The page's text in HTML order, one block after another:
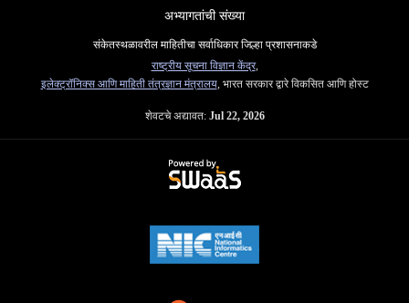
अभ्यागतांची संख्या
संकेतस्थळावरील माहितीचा सर्वाधिकार जिल्हा प्रशासनाकडे
राष्ट्रीय सूचना विज्ञान केंद्र,
इलेक्ट्रॉनिक्स आणि माहिती तंत्रज्ञान मंत्रालय, भारत सरकार द्वारे विकसित आणि होस्ट
शेवटचे अद्यावत: Jul 22, 2026